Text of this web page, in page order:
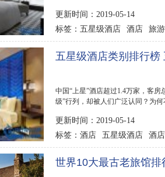
更新时间：2019-05-14
标签： 五星级酒店 酒店 旅游
五星级酒店类别排行榜
中国“上星”酒店超过1.4万家，客
级”行列，却被人们广泛认同？为
更新时间：2019-05-14
标签： 酒店 五星级酒店 酒
世界10大最古老旅馆